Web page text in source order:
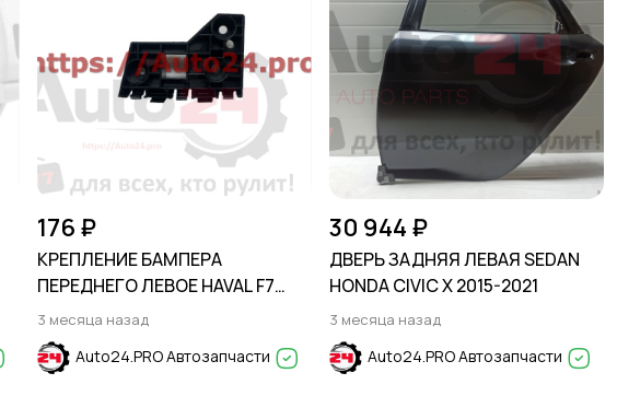
176 ₽
КРЕПЛЕНИЕ БАМПЕРА
ПЕРЕДНЕГО ЛЕВОЕ HAVAL F7
2019-
3 месяца назад
Auto24.PRO Автозапчасти
30 944 ₽
ДВЕРЬ ЗАДНЯЯ ЛЕВАЯ SEDAN
HONDA CIVIC X 2015-2021
3 месяца назад
Auto24.PRO Автозапчасти